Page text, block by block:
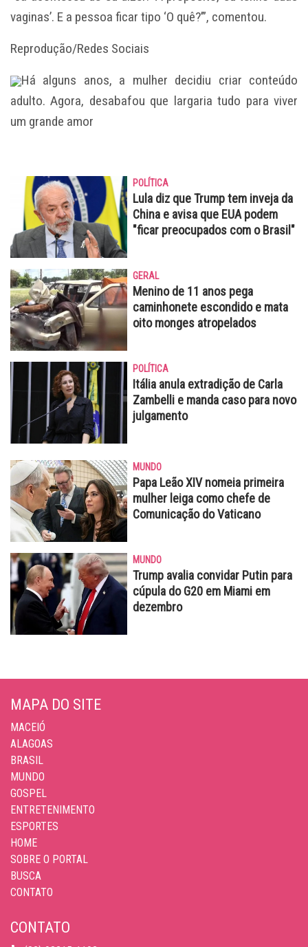
vaginas’. E a pessoa ficar tipo ‘O quê?’”, comentou.
Reprodução/Redes Sociais
Há alguns anos, a mulher decidiu criar conteúdo
adulto. Agora, desabafou que largaria tudo para viver
um grande amor
POLÍTICA
Lula diz que Trump tem inveja da
China e avisa que EUA podem
"ficar preocupados com o Brasil"
GERAL
Menino de 11 anos pega
caminhonete escondido e mata
oito monges atropelados
POLÍTICA
Itália anula extradição de Carla
Zambelli e manda caso para novo
julgamento
MUNDO
Papa Leão XIV nomeia primeira
mulher leiga como chefe de
Comunicação do Vaticano
MUNDO
Trump avalia convidar Putin para
cúpula do G20 em Miami em
dezembro
MAPA DO SITE
MACEIÓ
ALAGOAS
BRASIL
MUNDO
GOSPEL
ENTRETENIMENTO
ESPORTES
HOME
SOBRE O PORTAL
BUSCA
CONTATO
CONTATO